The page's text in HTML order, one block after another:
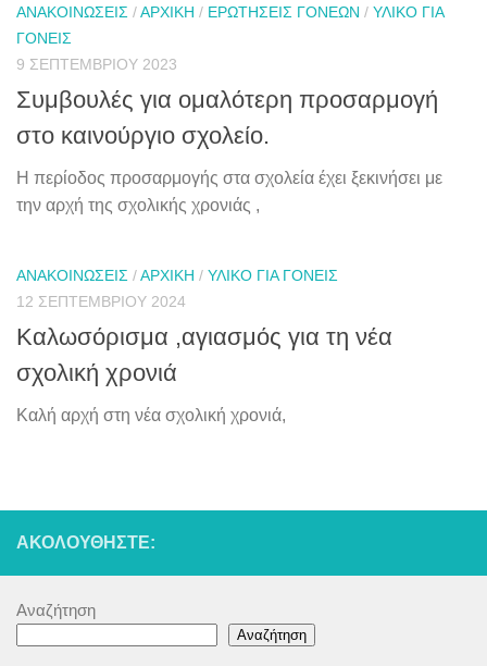
ΑΝΑΚΟΙΝΏΣΕΙΣ /ΑΡΧΙΚΉ / ΕΡΩΤΉΣΕΙΣ ΓΟΝΈΩΝ / ΥΛΙΚΌ ΓΙΑ
ΓΟΝΕΊΣ
9 ΣΕΠΤΕΜΒΡΊΟΥ 2023
Συμβουλές για ομαλότερη προσαρμογή
στο καινούργιο σχολείο.
Η περίοδος προσαρμογής στα σχολεία έχει ξεκινήσει με
την αρχή της σχολικής χρονιάς ,
ΑΝΑΚΟΙΝΏΣΕΙΣ /ΑΡΧΙΚΉ / ΥΛΙΚΌ ΓΙΑ ΓΟΝΕΊΣ
12 ΣΕΠΤΕΜΒΡΊΟΥ 2024
Καλωσόρισμα ,αγιασμός για τη νέα
σχολική χρονιά
Καλή αρχή στη νέα σχολική χρονιά,
ΑΚΟΛΟΥΘΉΣΤΕ:
Αναζήτηση
Αναζήτηση